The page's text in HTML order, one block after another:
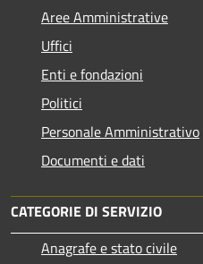
Aree Amministrative
Uffici
Enti e fondazioni
Politici
Personale Amministrativo
Documenti e dati
CATEGORIE DI SERVIZIO
Anagrafe e stato civile